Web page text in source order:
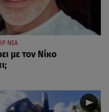
ΝΕΑ
με τον Νίκο